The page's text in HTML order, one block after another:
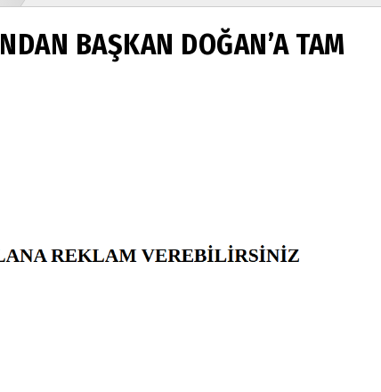
BAŞKAN DOĞAN’A TAM